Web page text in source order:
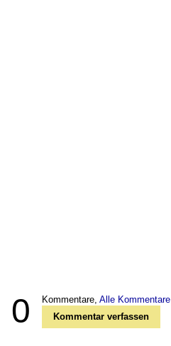
0 Kommentare, Alle Kommentare
Kommentar verfassen